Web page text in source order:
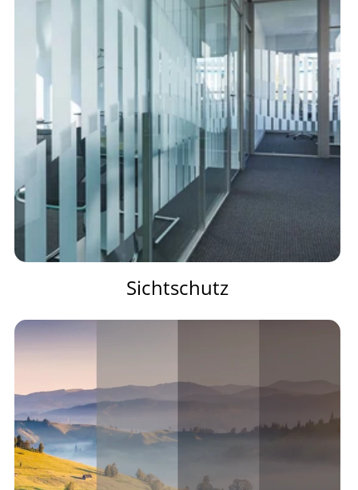
Sichtschutz